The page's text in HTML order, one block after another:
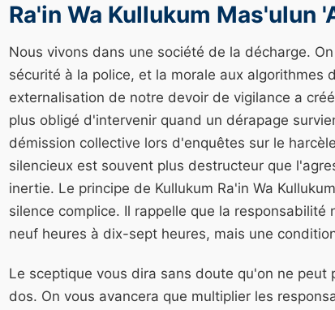
Ra'in Wa Kullukum Mas'ulun
Nous vivons dans une société de la décharge.
sécurité à la police, et la morale aux algorithmes
externalisation de notre devoir de vigilance a
plus obligé d'intervenir quand un dérapage
démission collective lors d'enquêtes sur le
silencieux est souvent plus destructeur que
inertie. Le principe de Kullukum Ra'in Wa
silence complice. Il rappelle que la
neuf heures à dix-sept heures, mais une
Le sceptique vous dira sans doute qu'on ne
dos. On vous avancera que multiplier les